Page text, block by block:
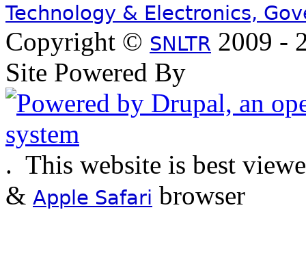
Technology & Electronics,
Copyright © SNLTR 2009 -
Site Powered By
. This website is best
& Apple Safari browser